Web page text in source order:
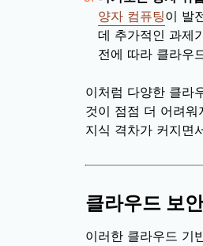
양자 컴퓨팅이 발
데 추가적인 과제
전에 따라 클라우
이처럼 다양한 클라
것이 점점 더 어려
지식 격차가 커지면
클라우드 보
이러한 클라우드 기